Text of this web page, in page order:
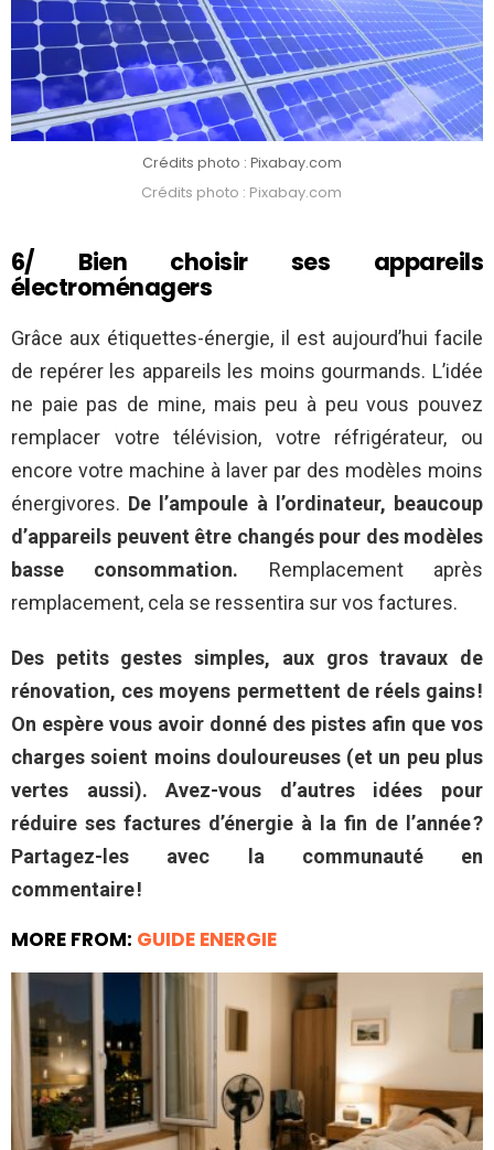
Crédits photo : Pixabay.com
Crédits photo : Pixabay.com
6/ Bien choisir ses appareils
électroménagers
Grâce aux étiquettes-énergie, il est aujourd’hui facile
de repérer les appareils les moins gourmands. L’idée
ne paie pas de mine, mais peu à peu vous pouvez
remplacer votre télévision, votre réfrigérateur, ou
encore votre machine à laver par des modèles moins
énergivores. De l’ampoule à l’ordinateur, beaucoup
d’appareils peuvent être changés pour des modèles
basse consommation. Remplacement après
remplacement, cela se ressentira sur vos factures.
Des petits gestes simples, aux gros travaux de
rénovation, ces moyens permettent de réels gains !
On espère vous avoir donné des pistes afin que vos
charges soient moins douloureuses (et un peu plus
vertes aussi). Avez-vous d’autres idées pour
réduire ses factures d’énergie à la fin de l’année ?
Partagez-les avec la communauté en
commentaire !
MORE FROM: GUIDE ENERGIE